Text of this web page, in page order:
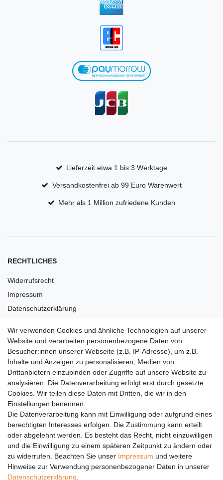
Lieferzeit etwa 1 bis 3 Werktage
Versandkostenfrei ab 99 Euro Warenwert
Mehr als 1 Million zufriedene Kunden
RECHTLICHES
Widerrufsrecht
Impressum
Datenschutzerklärung
Versandkosten
Barrierefreiheit
Anleitungen
Vertrag widerrufen
PARTNER
DHL
GLS
PaketPLUS
Wir verwenden Cookies und ähnliche Technologien auf unserer
Website und verarbeiten personenbezogene Daten von
Besucher:innen unserer Webseite (z.B. IP-Adresse), um z.B.
Inhalte und Anzeigen zu personalisieren, Medien von
Drittanbietern einzubinden oder Zugriffe auf unsere Website zu
analysieren. Die Datenverarbeitung erfolgt erst durch gesetzte
Cookies. Wir teilen diese Daten mit Dritten, die wir in den
Einstellungen benennen.
Die Datenverarbeitung kann mit Einwilligung oder aufgrund eines
berechtigten Interesses erfolgen. Die Zustimmung kann erteilt
oder abgelehnt werden. Es besteht das Recht, nicht einzuwilligen
und die Einwilligung zu einem späteren Zeitpunkt zu ändern oder
zu widerrufen. Beachten Sie unser Impressum und weitere
Hinweise zur Verwendung personenbezogener Daten in unserer
Daten­schutz­erklärung